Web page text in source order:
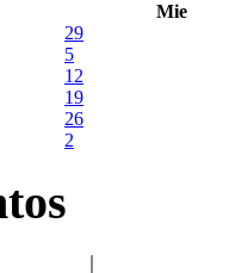
Mie
29
5
12
19
26
2